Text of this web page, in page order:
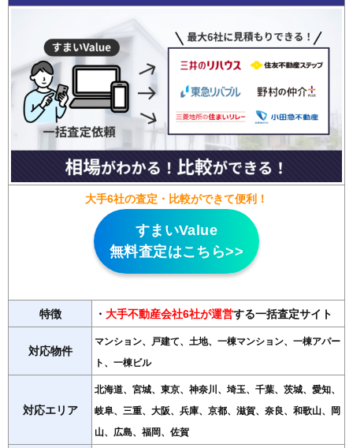
大手6社の査定・比較ができて便利！
すまいValue
無料査定はこちら>>
特徴 ・ 大手不動産会社6社が運営する一括査定サイト
対応物件
マンション、戸建て、土地、一棟マンション、一棟アパー
ト、一棟ビル
対応エリア
北海道、宮城、東京、神奈川、埼玉、千葉、茨城、愛知、
岐阜、三重、大阪、兵庫、京都、滋賀、奈良、和歌山、岡
山、広島、福岡、佐賀